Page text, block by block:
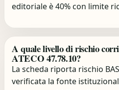
editoriale è 40% con limite
A quale livello di rischio
ATECO 47.78.10?
La scheda riporta rischio
verificata la fonte